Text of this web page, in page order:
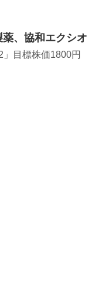
、協和エクシオ
目標株価1800円